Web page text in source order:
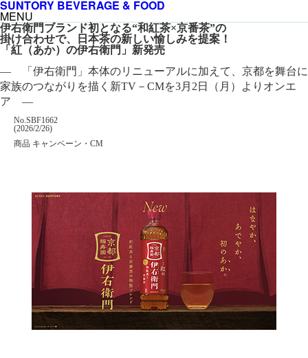
SUNTORY BEVERAGE & FOOD
MENU
伊右衛門ブランド初となる“和紅茶×京番茶”の
掛け合わせで、日本茶の新しい愉しみを提案！
「紅（あか）の伊右衛門」新発売
― 「伊右衛門」本体のリニューアルに加えて、京都を舞台に
家族のつながりを描く新TV－CMを3月2日（月）よりオンエ
ア ―
掲載番号
No.SBF1662
掲載日
(2026/2/26)
カテゴリー
商品 キャンペーン・CM